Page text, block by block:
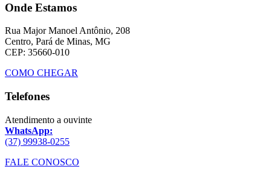
Onde Estamos
Rua Major Manoel Antônio, 208
Centro, Pará de Minas, MG
CEP: 35660-010
COMO CHEGAR
Telefones
Atendimento a ouvinte
WhatsApp:
(37) 99938-0255
FALE CONOSCO